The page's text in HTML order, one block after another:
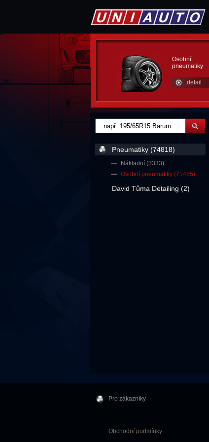
Osobní
pneumatiky
detail
Pneumatiky (74818)
Nákladní (3333)
Osobní pneumatiky (71485)
David Tůma Detailing (2)
Pro zákazníky
Obchodní podmínky